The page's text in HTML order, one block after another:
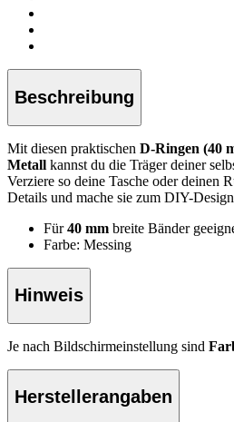
Beschreibung
Mit diesen praktischen D-Ringen (40
Metall kannst du die Träger deiner
Verziere so deine Tasche oder deinen
Details und mache sie zum DIY-
Für40 mm breite Bänder
Farbe: Messing
Hinweis
Je nach Bildschirmeinstellung sind
Herstellerangaben